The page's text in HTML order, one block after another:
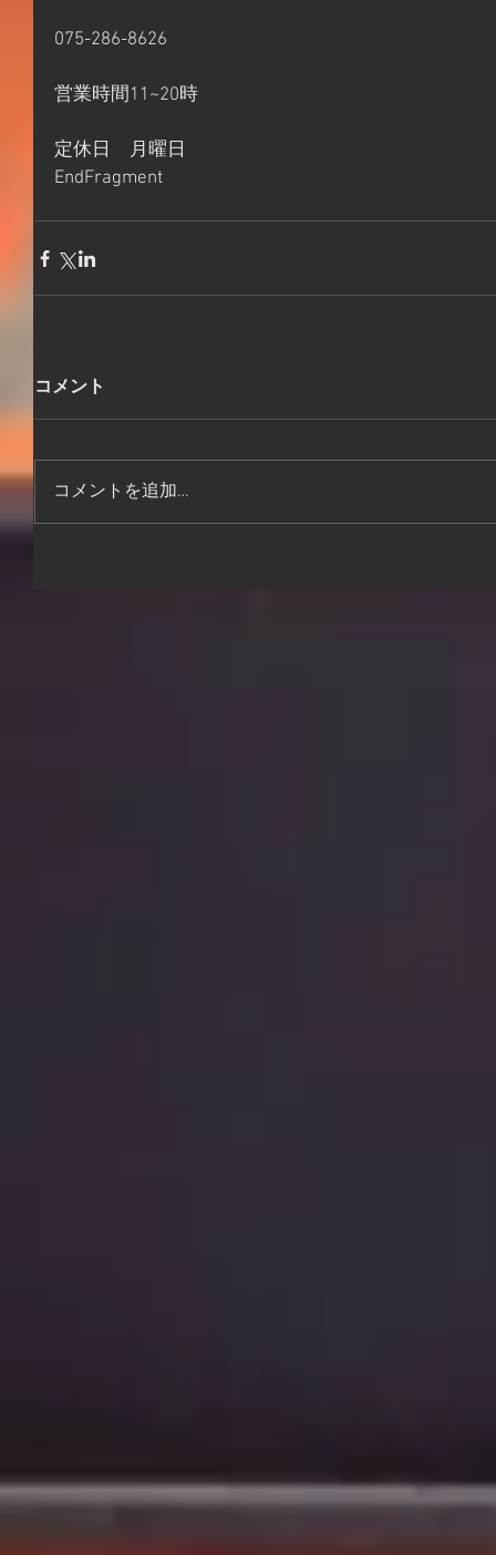
075-286-8626
営業時間11~20時
定休日　月曜日
EndFragment
コメント
コメントを追加…